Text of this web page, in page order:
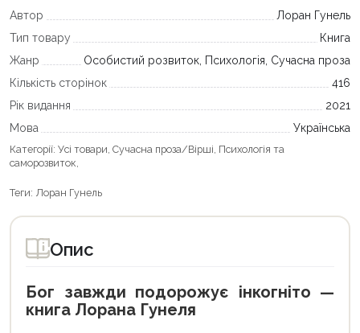
Автор
Лоран Гунель
Тип товару
Книга
Жанр
Особистий розвиток, Психологія, Сучасна проза
Кількість сторінок
416
Рік видання
2021
Мова
Українська
Категорії: Усі товари Сучасна проза/Вірші Психологія та
саморозвиток
Теги: Лоран Гунель
Опис
Бог завжди подорожує інкогніто —
книга Лорана Гунеля